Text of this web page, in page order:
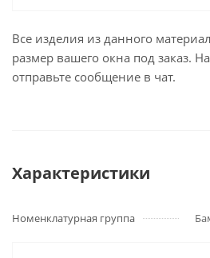
Все изделия из данного
размер вашего окна под заказ.
отправьте сообщение в чат.
Характеристики
Номенклатурная группа